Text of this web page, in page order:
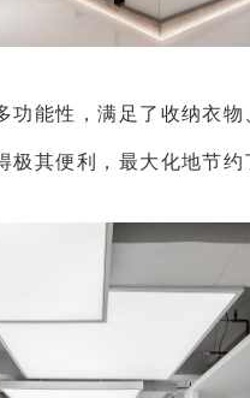
功能性，满足了收纳衣物
极其便利，最大化地节约